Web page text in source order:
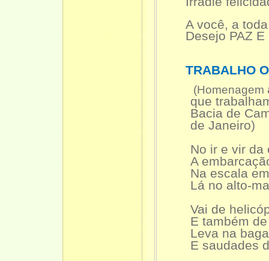
A você, a
Desejo PAZ E
TRABALHO
(Homenagem
que
Bacia de
de Janeiro)
No ir e vir da
A
Na escala
Lá no alto-
Vai de
E também
Leva na
E saudades